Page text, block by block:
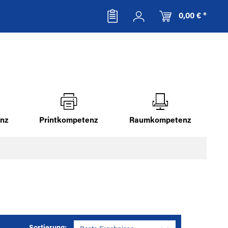
0,00 € *
Printkompetenz Raumkompetenz